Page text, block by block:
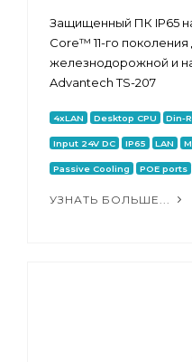
Защищенный ПК IP65
Core™ 11-го
железнодорожной и
Advantech TS-207
4xLAN Desktop CPU Din-
Input 24V DC IP65 LAN
Passive Cooling POE ports
УЗНАТЬ БОЛЬШЕ...